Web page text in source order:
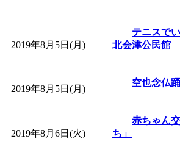
皆鶴姫の
～」 受付期
「みなづる
de 健康づく
堂島地区
2019年8月5日(月)
テニスで
北会津公民館
2019年8月5日(月)
空也念仏
2019年8月6日(火)
赤ちゃん
ち」